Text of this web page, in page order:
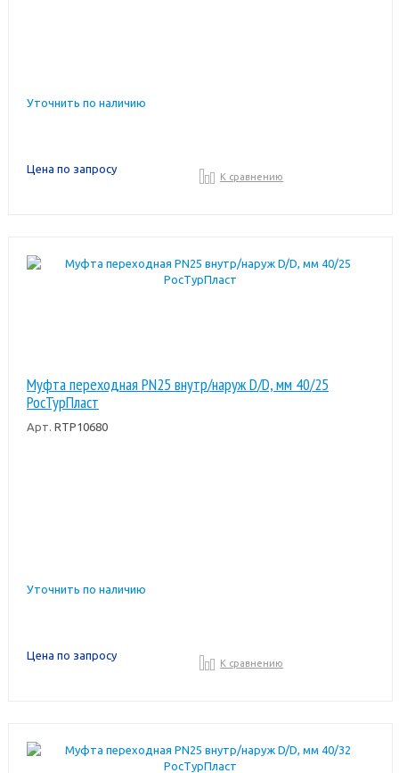
Уточнить по наличию
Цена по запросу
К сравнению
Муфта переходная PN25 внутр/наруж D/D, мм 40/25
РосТурПласт
Арт. RTP10680
Уточнить по наличию
Цена по запросу
К сравнению